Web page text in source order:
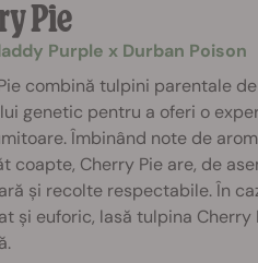
Pie
Purple x Durban Poison
combină tulpini parentale
genetic pentru a oferi o
Îmbinând note de
coapte, Cherry Pie are, de
și recolte respectabile. În
și euforic, lasă tulpina